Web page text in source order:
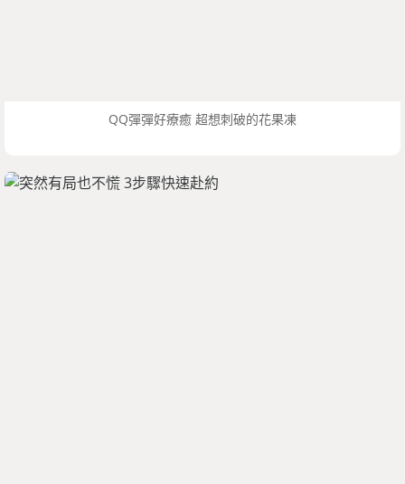
QQ彈彈好療癒 超想刺破的花果凍